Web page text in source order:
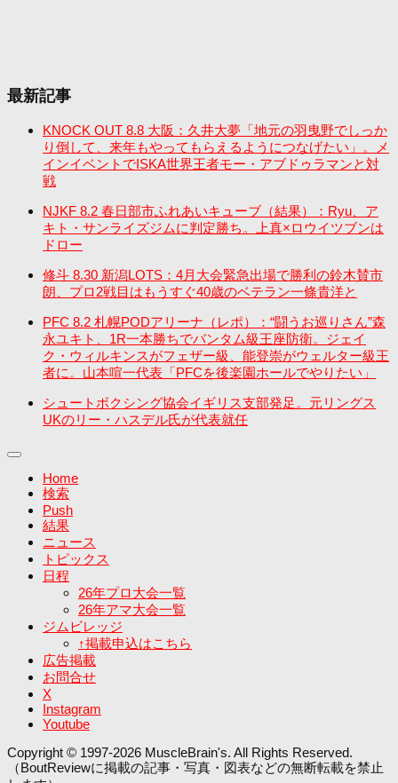
最新記事
KNOCK OUT 8.8 大阪：久井大夢「地元の羽曳野でしっか
り倒して、来年もやってもらえるようにつなげたい」。メ
インイベントでISKA世界王者モー・アブドゥラマンと対
戦
NJKF 8.2 春日部市ふれあいキューブ（結果）：Ryu、ア
キト・サンライズジムに判定勝ち。上真×ロウイツブンは
ドロー
修斗 8.30 新潟LOTS：4月大会緊急出場で勝利の鈴木賛市
朗、プロ2戦目はもうすぐ40歳のベテラン一條貴洋と
PFC 8.2 札幌PODアリーナ（レポ）：“闘うお巡りさん”森
永ユキト、1R一本勝ちでバンタム級王座防衛。ジェイ
ク・ウィルキンスがフェザー級、能登崇がウェルター級王
者に。山本喧一代表「PFCを後楽園ホールでやりたい」
シュートボクシング協会イギリス支部発足。元リングス
UKのリー・ハスデル氏が代表就任
Home
検索
Push
結果
ニュース
トピックス
日程
26年プロ大会一覧
26年アマ大会一覧
ジムビレッジ
↑掲載申込はこちら
広告掲載
お問合せ
X
Instagram
Youtube
Copyright © 1997-2026 MuscleBrain's. All Rights Reserved.
（BoutReviewに掲載の記事・写真・図表などの無断転載を禁止